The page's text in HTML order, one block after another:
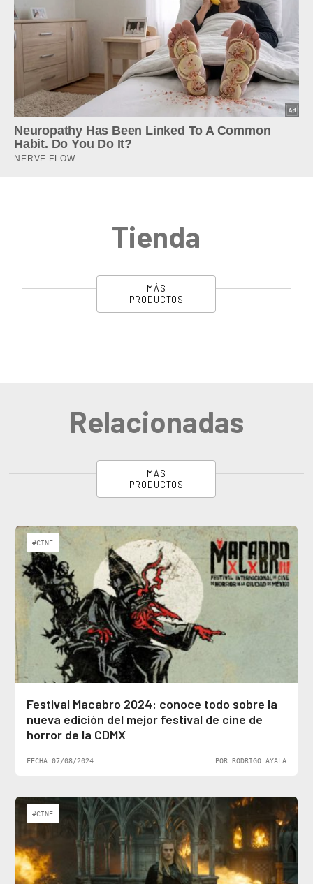
Tienda
MÁS
PRODUCTOS
Relacionadas
MÁS
PRODUCTOS
#CINE
Festival Macabro 2024: conoce todo sobre la
nueva edición del mejor festival de cine de
horror de la CDMX
FECHA 07/08/2024 POR RODRIGO AYALA
#CINE